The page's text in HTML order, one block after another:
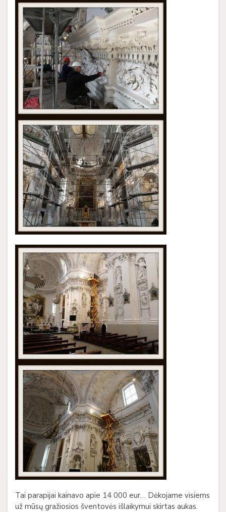
Tai parapijai kainavo apie 14 000 eur… Dėkojame visiems
už mūsų gražiosios šventovės išlaikymui skirtas aukas.